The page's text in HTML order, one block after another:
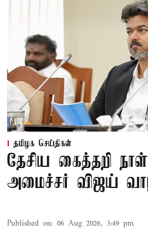
தமிழக செய்திகள்
தேசிய கைத்தறி
அமைச்சர் விஜய்
Published on: 06 Aug 2026, 3:49 pm